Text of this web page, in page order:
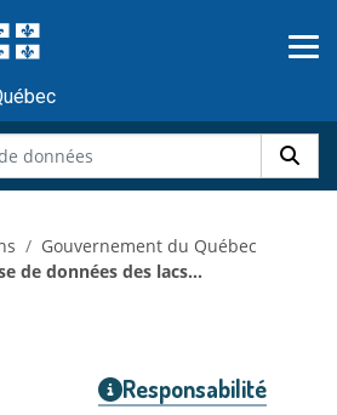
Gouvernement du Québec
de données des lacs...
Responsabilité